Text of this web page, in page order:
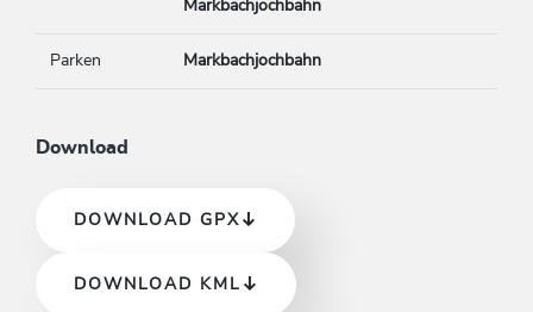
Markbachjochbahn
Parken Markbachjochbahn
Download
DOWNLOAD GPX
DOWNLOAD KML